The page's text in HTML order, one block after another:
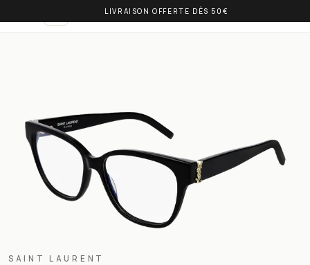
LIVRAISON OFFERTE DÈS 50€
OLIVIA BALM
SAINT LAURENT